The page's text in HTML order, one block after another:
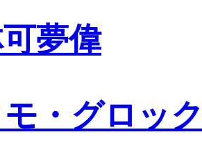
夢偉
・グロッ